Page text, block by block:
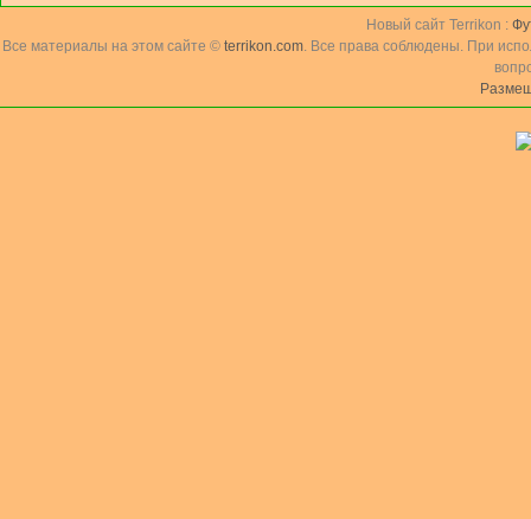
Новый сайт Terrikon :
Все материалы на этом сайте © terrikon.com. Все права соблюдены. При